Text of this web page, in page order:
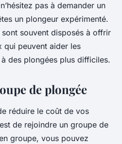
pas à demander un
un plongeur expérimenté.
souvent disposés à offrir
qui peuvent aider les
des plongées plus difficiles.
de plongée
réduire le coût de vos
de rejoindre un groupe de
groupe, vous pouvez